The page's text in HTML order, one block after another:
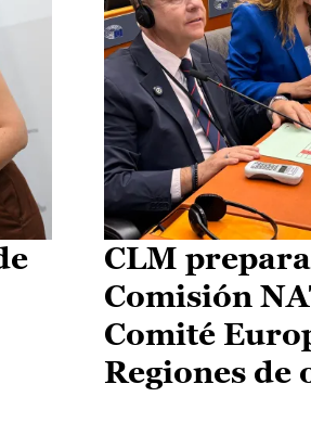
CLM
Comisión
Comité
Regiones de